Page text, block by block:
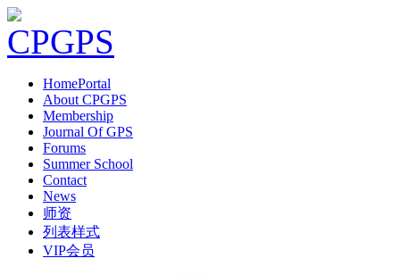
HomePortal
About CPGPS
Membership
Journal Of GPS
Forums
Summer School
Contact
News
师资
列表样式
VIP会员